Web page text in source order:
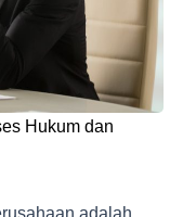
Hukum dan
adalah